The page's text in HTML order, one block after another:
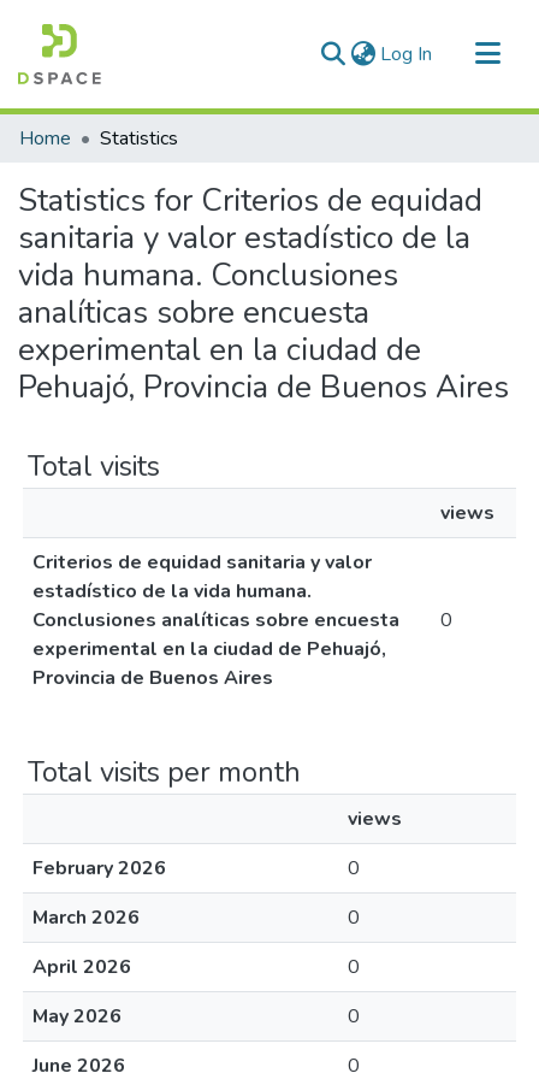
Log In (current)
Communities & Collections
Home Statistics
Statistics for Criterios de equidad
sanitaria y valor estadístico de la
vida humana. Conclusiones
analíticas sobre encuesta
experimental en la ciudad de
Pehuajó, Provincia de Buenos Aires
Total visits
views
Criterios de equidad sanitaria y valor
estadístico de la vida humana.
Conclusiones analíticas sobre encuesta
experimental en la ciudad de Pehuajó,
Provincia de Buenos Aires
0
Total visits per month
views
February 2026
0
March 2026
0
April 2026
0
May 2026
0
June 2026
0